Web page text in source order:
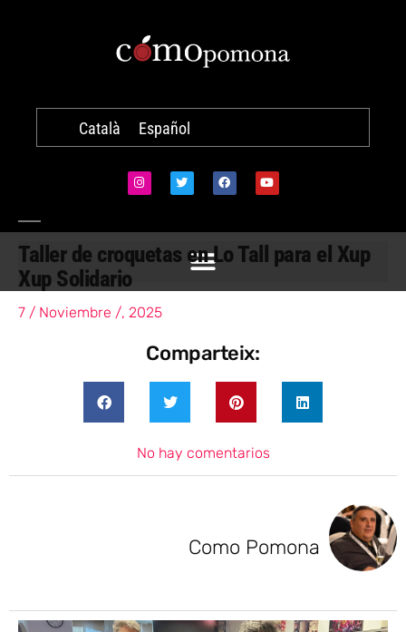
Català Español
Taller de croquetas en Lo Tall para el Xup
Xup Solidario
7 / Noviembre /, 2025
Comparteix:
No hay comentarios
Como Pomona